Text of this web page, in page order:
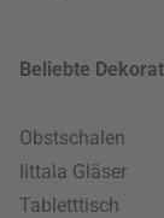
Beliebte
Obstschalen
Iittala Gläser
Tabletttisch